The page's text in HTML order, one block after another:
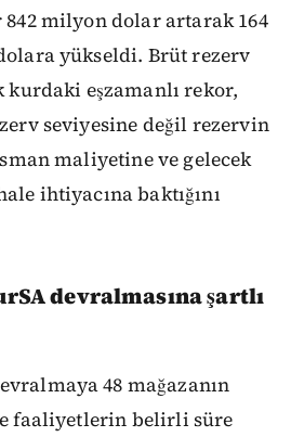
milyon dolar artarak 164
yükseldi. Brüt rezerv
kurdaki eşzamanlı rekor,
seviyesine değil rezervin
maliyetine ve gelecek
ihtiyacına baktığını
devralmasına şartlı
48 mağazanın
faaliyetlerin belirli süre